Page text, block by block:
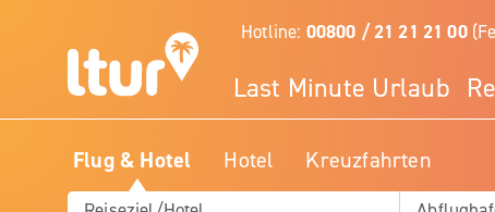
Hotline: 00800 / 21 21 21 00
Last Minute Urlaub
Flug & Hotel Hotel Kreuzfahrten